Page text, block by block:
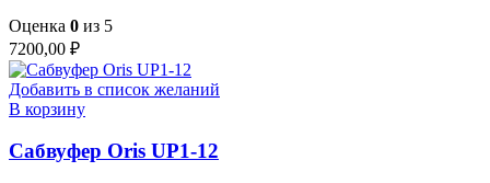
Оценка 0 из 5
7200,00 ₽
Добавить в список желаний
В корзину
Сабвуфер Oris UP1-12